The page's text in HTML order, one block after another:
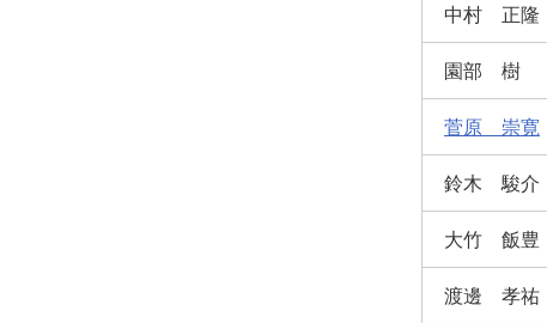
中村 正隆
園部 樹
菅原 崇寛
鈴木 駿介
大竹 飯豊
渡邊 孝祐